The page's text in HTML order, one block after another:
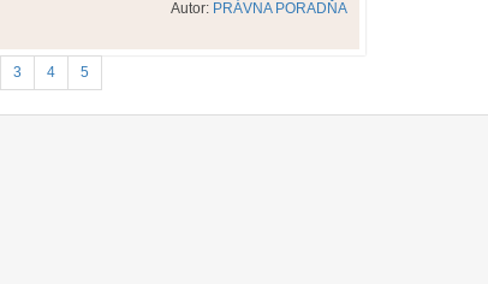
Autor: PRÁVNA PORADŇA
3 4 5